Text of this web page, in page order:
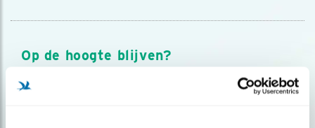
Op de hoogte blijven?
Meld je aan en ontvang nieuws, inspiratie, acties en tips
over vogels en activiteiten van Vogelbescherming.